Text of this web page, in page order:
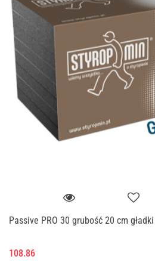
Passive PRO 30 grubość 20 cm gładki
108.86